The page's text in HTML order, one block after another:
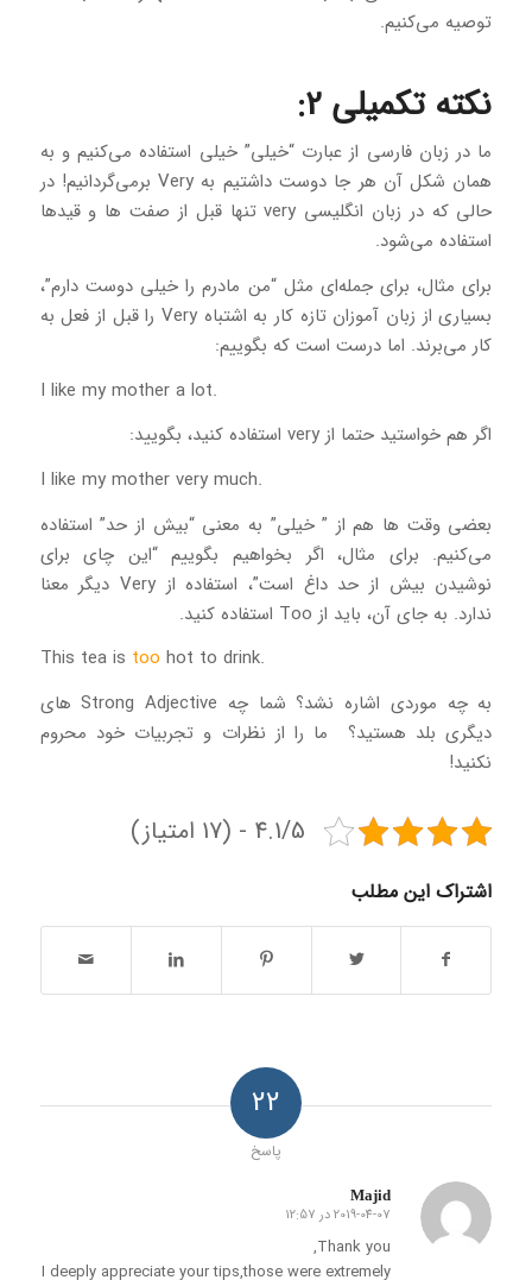
توصیه می‌‎کنیم.
نکته تکمیلی 2:
ما در زبان فارسی از عبارت “خیلی” خیلی استفاده می‌کنیم و به
همان شکل آن هر جا دوست داشتیم به Very برمی‌گردانیم! در
حالی که در زبان انگلیسی very تنها قبل از صفت ها و قیدها
استفاده می‌شود.
برای مثال، برای جمله‌ای مثل “من مادرم را خیلی دوست دارم”،
بسیاری از زبان آموزان تازه کار به اشتباه Very را قبل از فعل به
کار می‌برند. اما درست است که بگوییم:
.I like my mother a lot
اگر هم خواستید حتما از very استفاده کنید، بگویید:
.I like my mother very much
بعضی وقت ها هم از ” خیلی” به معنی “بیش از حد” استفاده
می‌کنیم. برای مثال، اگر بخواهیم بگوییم “این چای برای
نوشیدن بیش از حد داغ است”، استفاده از Very دیگر معنا
ندارد. به جای آن، باید از Too استفاده کنید.
.This tea is
too hot to drink
به چه موردی اشاره نشد؟ شما چه Strong Adjective های
دیگری بلد هستید؟ ما را از نظرات و تجربیات خود محروم
نکنید!
4.1/5 - (17 امتیاز)
اشتراک این مطلب
22
پاسخ
Majid
گفته:
2019-04-07 در 12:57
Thank you,
I deeply appreciate your tips,those were extremely